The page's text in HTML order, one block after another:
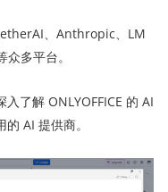
、Anthropic、LM
多平台。
了解 ONLYOFFICE 的 AI
AI 提供商。